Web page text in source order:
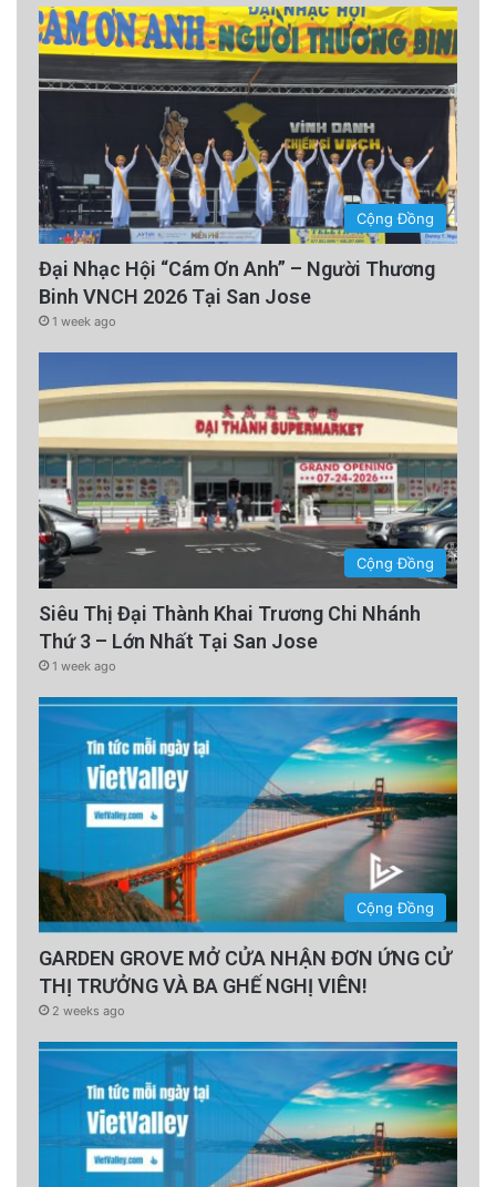
Cộng Đồng
Đại Nhạc Hội “Cám Ơn Anh” – Người Thương
Binh VNCH 2026 Tại San Jose
1 week ago
Cộng Đồng
Siêu Thị Đại Thành Khai Trương Chi Nhánh
Thứ 3 – Lớn Nhất Tại San Jose
1 week ago
Cộng Đồng
GARDEN GROVE MỞ CỬA NHẬN ĐƠN ỨNG CỬ
THỊ TRƯỞNG VÀ BA GHẾ NGHỊ VIÊN!
2 weeks ago